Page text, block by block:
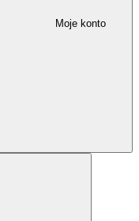
Moje konto